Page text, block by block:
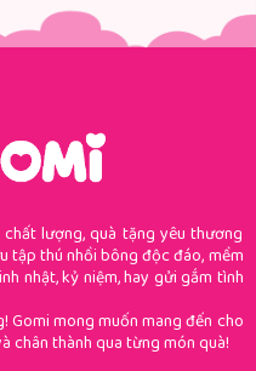
lượng, quà tặng yêu thương
tập thú nhồi bông độc đáo, mềm
nhật, kỷ niệm, hay gửi gắm tình
Gomi mong muốn mang đến cho
chân thành qua từng món quà!